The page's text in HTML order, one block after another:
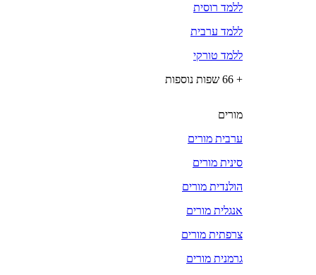
ללמד רוסית
ללמד ערבית
ללמד טורקי
+ 66 שפות נוספות
מורים
ערבית מורים
סינית מורים
הולנדית מורים
אנגלית מורים
צרפתית מורים
גרמנית מורים